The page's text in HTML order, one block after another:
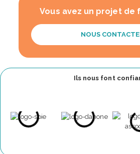
Vous avez un projet de
NOUS
Ils nous font